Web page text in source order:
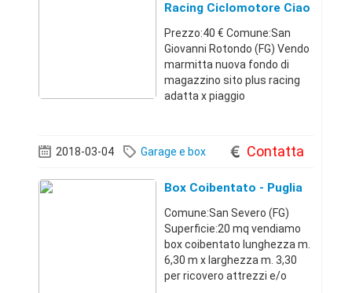
Racing Ciclomotore Ciao
Prezzo:40 € Comune:San
Giovanni Rotondo (FG) Vendo
marmitta nuova fondo di
magazzino sito plus racing
adatta x piaggio
spedizione in tutta Italia con
corriere tracciabile,
2018-03-04 Garage e box Contatta
Box Coibentato - Puglia
Comune:San Severo (FG)
Superficie:20 mq vendiamo
box coibentato lunghezza m.
6,30 m x larghezza m. 3,30
per ricovero attrezzi e/o